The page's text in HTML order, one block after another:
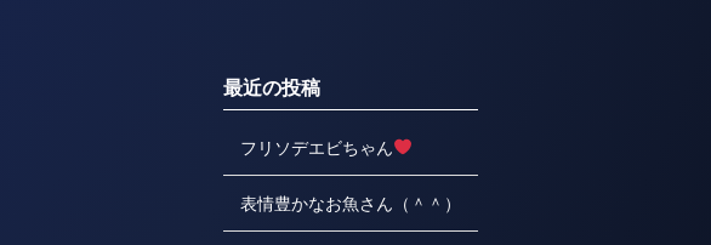
最近の投稿
フリソデエビちゃん
表情豊かなお魚さん（＾＾）